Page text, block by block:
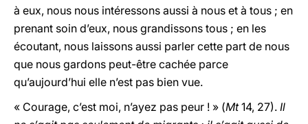
à eux, nous nous intéressons aussi à nous et à tous ; en
prenant soin d’eux, nous grandissons tous ; en les
écoutant, nous laissons aussi parler cette part de nous
que nous gardons peut-être cachée parce
qu’aujourd’hui elle n’est pas bien vue.
« Courage, c’est moi, n’ayez pas peur ! » (Mt14, 27). Il